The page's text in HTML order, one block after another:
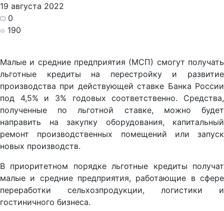
19 августа 2022
0
190
Малые и средние предприятия (МСП) смогут получать
льготные кредиты на перестройку и развитие
производства при действующей ставке Банка России
под 4,5% и 3% годовых соответственно. Средства,
полученные по льготной ставке, можно будет
направить на закупку оборудования, капитальный
ремонт производственных помещений или запуск
новых производств.
В приоритетном порядке льготные кредиты получат
малые и средние предприятия, работающие в сфере
переработки сельхозпродукции, логистики и
гостиничного бизнеса.